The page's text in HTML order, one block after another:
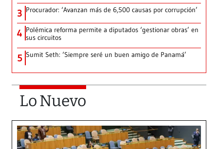
3 Procurador: ‘Avanzan más de 6,500 causas por corrupción’
4 Polémica reforma permite a diputados ‘gestionar obras’ en
sus circuitos
5 Sumit Seth: ‘Siempre seré un buen amigo de Panamá’
Lo Nuevo